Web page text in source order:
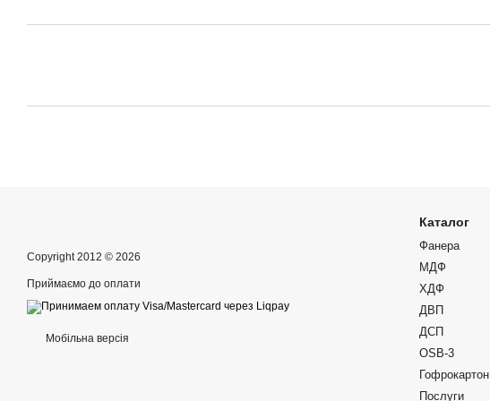
Copyright 2012 © 2026
Приймаємо до оплати
Мобільна версія
Каталог
Фанера
МДФ
ХДФ
ДВП
ДСП
OSB-3
Гофрокартон
Послуги